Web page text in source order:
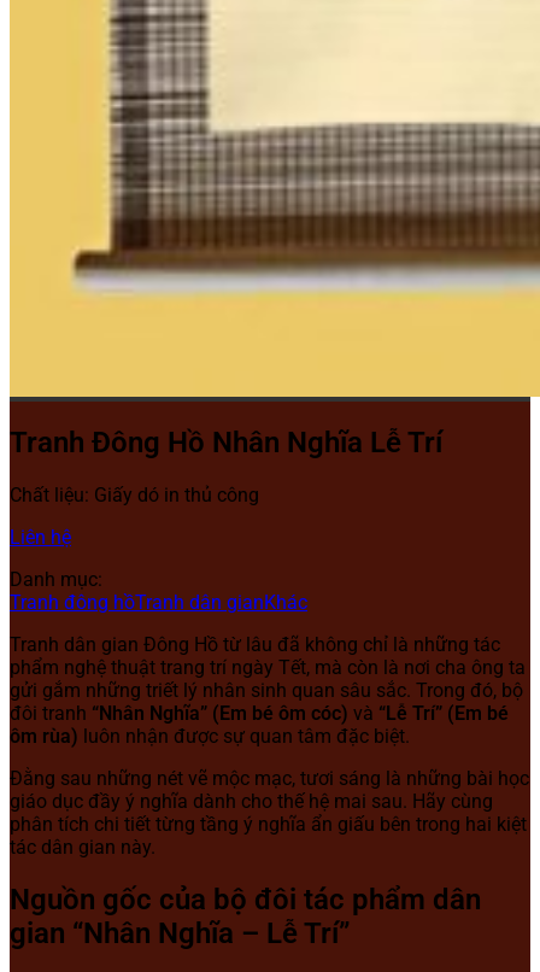
Tranh Đông Hồ Nhân Nghĩa Lễ Trí
Chất liệu: Giấy dó in thủ công
Liên hệ
Danh mục:
Tranh đông hồTranh dân gianKhác
Tranh dân gian Đông Hồ từ lâu đã không chỉ là những tác
phẩm nghệ thuật trang trí ngày Tết, mà còn là nơi cha ông ta
gửi gắm những triết lý nhân sinh quan sâu sắc. Trong đó, bộ
đôi tranh “Nhân Nghĩa” (Em bé ôm cóc) và “Lễ Trí” (Em bé
ôm rùa) luôn nhận được sự quan tâm đặc biệt.
Đằng sau những nét vẽ mộc mạc, tươi sáng là những bài học
giáo dục đầy ý nghĩa dành cho thế hệ mai sau. Hãy cùng
phân tích chi tiết từng tầng ý nghĩa ẩn giấu bên trong hai kiệt
tác dân gian này.
Nguồn gốc của bộ đôi tác phẩm dân
gian “Nhân Nghĩa – Lễ Trí”